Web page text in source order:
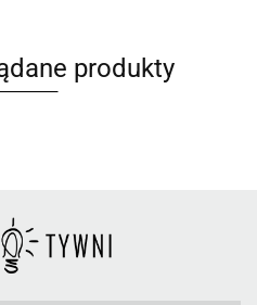
produkty